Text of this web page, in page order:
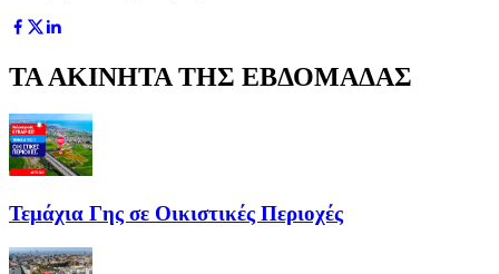
ΤΑ ΑΚΙΝΗΤΑ ΤΗΣ ΕΒΔΟΜΑΔΑΣ
Τεμάχια Γης σε Οικιστικές Περιοχές